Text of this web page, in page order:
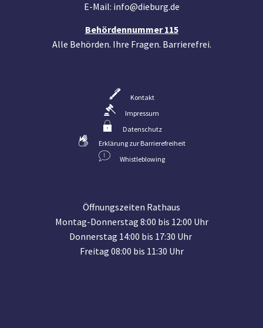
E-Mail: info@dieburg.de
Behördennummer 115
Alle Behörden. Ihre Fragen. Barrierefrei.
Kontakt
Impressum
Datenschutz
Erklärung zur Barrierefreiheit
Whistleblowing
Öffnungszeiten Rathaus
Montag-Donnerstag 8:00 bis 12:00 Uhr
Donnerstag 14:00 bis 17:30 Uhr
Freitag 08:00 bis 11:30 Uhr